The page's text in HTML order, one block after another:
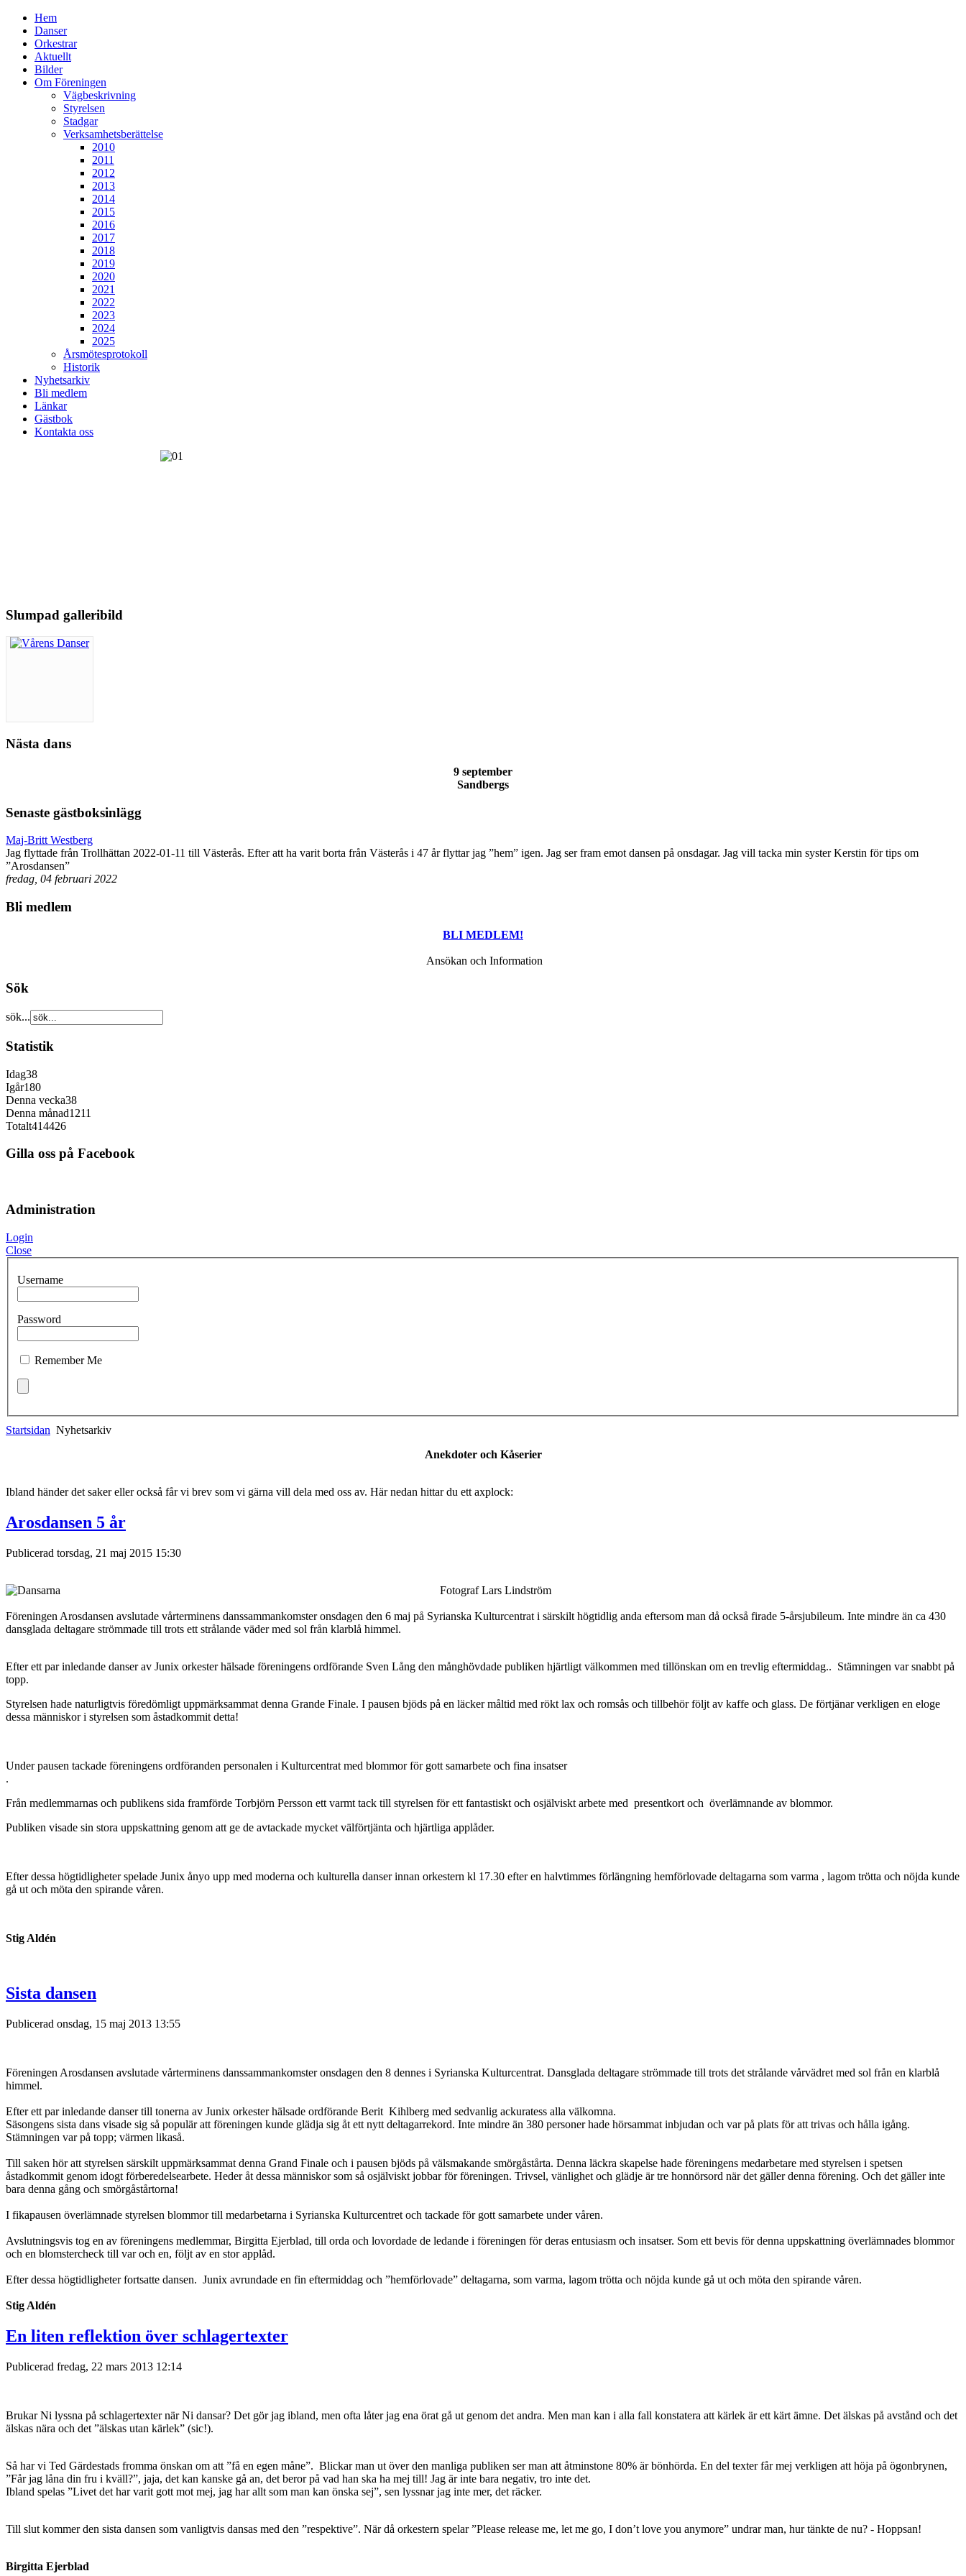
Hem
Danser
Orkestrar
Aktuellt
Bilder
Om Föreningen
Vägbeskrivning
Styrelsen
Stadgar
Verksamhetsberättelse
2010
2011
2012
2013
2014
2015
2016
2017
2018
2019
2020
2021
2022
2023
2024
2025
Årsmötesprotokoll
Historik
Nyhetsarkiv
Bli medlem
Länkar
Gästbok
Kontakta oss
Slumpad galleribild
Nästa dans
9 september
Sandbergs
Senaste gästboksinlägg
Maj-Britt Westberg
Jag flyttade från Trollhättan 2022-01-11 till Västerås. Efter att ha varit borta från Västerås i 47 år flyttar jag ”hem” igen. Jag ser fram emot dansen på onsdagar. Jag vill tacka min syster Kerstin för tips om
”Arosdansen”
fredag, 04 februari 2022
Bli medlem
BLI MEDLEM!
Ansökan och Information
Sök
sök...
Statistik
Idag38
Igår180
Denna vecka38
Denna månad1211
Totalt414426
Gilla oss på Facebook
Administration
Login
Close
Username
Password
Remember Me
Startsidan Nyhetsarkiv
Anekdoter och Kåserier
Ibland händer det saker eller också får vi brev som vi gärna vill dela med oss av. Här nedan hittar du ett axplock:
Arosdansen 5 år
Publicerad torsdag, 21 maj 2015 15:30
Fotograf Lars Lindström
Föreningen Arosdansen avslutade vårterminens danssammankomster onsdagen den 6 maj på Syrianska Kulturcentrat i särskilt högtidlig anda eftersom man då också firade 5-årsjubileum. Inte mindre än ca 430
dansglada deltagare strömmade till trots ett strålande väder med sol från klarblå himmel.
Efter ett par inledande danser av Junix orkester hälsade föreningens ordförande Sven Lång den månghövdade publiken hjärtligt välkommen med tillönskan om en trevlig eftermiddag.. Stämningen var snabbt på
topp.
Styrelsen hade naturligtvis föredömligt uppmärksammat denna Grande Finale. I pausen bjöds på en läcker måltid med rökt lax och romsås och tillbehör följt av kaffe och glass. De förtjänar verkligen en eloge
dessa människor i styrelsen som åstadkommit detta!
Under pausen tackade föreningens ordföranden personalen i Kulturcentrat med blommor för gott samarbete och fina insatser
.
Från medlemmarnas och publikens sida framförde Torbjörn Persson ett varmt tack till styrelsen för ett fantastiskt och osjälviskt arbete med presentkort och överlämnande av blommor.
Publiken visade sin stora uppskattning genom att ge de avtackade mycket välförtjänta och hjärtliga applåder.
Efter dessa högtidligheter spelade Junix ånyo upp med moderna och kulturella danser innan orkestern kl 17.30 efter en halvtimmes förlängning hemförlovade deltagarna som varma , lagom trötta och nöjda kunde
gå ut och möta den spirande våren.
Stig Aldén
Sista dansen
Publicerad onsdag, 15 maj 2013 13:55
Föreningen Arosdansen avslutade vårterminens danssammankomster onsdagen den 8 dennes i Syrianska Kulturcentrat. Dansglada deltagare strömmade till trots det strålande vårvädret med sol från en klarblå
himmel.
Efter ett par inledande danser till tonerna av Junix orkester hälsade ordförande Berit Kihlberg med sedvanlig ackuratess alla välkomna.
Säsongens sista dans visade sig så populär att föreningen kunde glädja sig åt ett nytt deltagarrekord. Inte mindre än 380 personer hade hörsammat inbjudan och var på plats för att trivas och hålla igång.
Stämningen var på topp; värmen likaså.
Till saken hör att styrelsen särskilt uppmärksammat denna Grand Finale och i pausen bjöds på välsmakande smörgåstårta. Denna läckra skapelse hade föreningens medarbetare med styrelsen i spetsen
åstadkommit genom idogt förberedelsearbete. Heder åt dessa människor som så osjälviskt jobbar för föreningen. Trivsel, vänlighet och glädje är tre honnörsord när det gäller denna förening. Och det gäller inte
bara denna gång och smörgåstårtorna!
I fikapausen överlämnade styrelsen blommor till medarbetarna i Syrianska Kulturcentret och tackade för gott samarbete under våren.
Avslutningsvis tog en av föreningens medlemmar, Birgitta Ejerblad, till orda och lovordade de ledande i föreningen för deras entusiasm och insatser. Som ett bevis för denna uppskattning överlämnades blommor
och en blomstercheck till var och en, följt av en stor applåd.
Efter dessa högtidligheter fortsatte dansen. Junix avrundade en fin eftermiddag och ”hemförlovade” deltagarna, som varma, lagom trötta och nöjda kunde gå ut och möta den spirande våren.
Stig Aldén
En liten reflektion över schlagertexter
Publicerad fredag, 22 mars 2013 12:14
Brukar Ni lyssna på schlagertexter när Ni dansar? Det gör jag ibland, men ofta låter jag ena örat gå ut genom det andra. Men man kan i alla fall konstatera att kärlek är ett kärt ämne. Det älskas på avstånd och det
älskas nära och det ”älskas utan kärlek” (sic!).
Så har vi Ted Gärdestads fromma önskan om att ”få en egen måne”. Blickar man ut över den manliga publiken ser man att åtminstone 80% är bönhörda. En del texter får mej verkligen att höja på ögonbrynen,
”Får jag låna din fru i kväll?”, jaja, det kan kanske gå an, det beror på vad han ska ha mej till! Jag är inte bara negativ, tro inte det.
Ibland spelas ”Livet det har varit gott mot mej, jag har allt som man kan önska sej”, sen lyssnar jag inte mer, det räcker.
Till slut kommer den sista dansen som vanligtvis dansas med den ”respektive”. När då orkestern spelar ”Please release me, let me go, I don’t love you anymore” undrar man, hur tänkte de nu? - Hoppsan!
Birgitta Ejerblad